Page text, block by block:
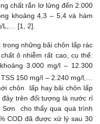
chất rắn lơ lửng đến 2.000
khoảng 4,3 – 5,4 và hàm
L,… [1, 2].
những bãi chôn lấp rác
ô nhiễm rất cao, cụ thể:
khoảng 3.000 mg/l – 12.300
150 mg/l – 2.240 mg/l,…
chôn lấp hay bãi chôn lấp
trên đối tượng là nước rỉ
Sơn cho thấy qua quá trình
COD đã được xử lý sau 30